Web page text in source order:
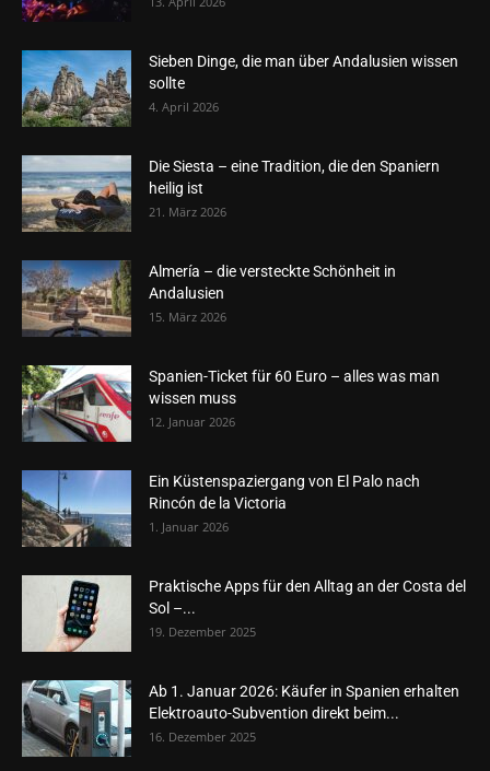
Sieben Dinge, die man über Andalusien wissen
sollte
4. April 2026
Die Siesta – eine Tradition, die den Spaniern
heilig ist
21. März 2026
Almería – die versteckte Schönheit in
Andalusien
15. März 2026
Spanien-Ticket für 60 Euro – alles was man
wissen muss
12. Januar 2026
Ein Küstenspaziergang von El Palo nach
Rincón de la Victoria
1. Januar 2026
Praktische Apps für den Alltag an der Costa del
Sol –...
19. Dezember 2025
Ab 1. Januar 2026: Käufer in Spanien erhalten
Elektroauto-Subvention direkt beim...
16. Dezember 2025